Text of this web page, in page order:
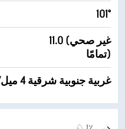
101°
11.0 (غير صحي
تمامًا)
غربية جنوبية شرقية 4 ميل/س